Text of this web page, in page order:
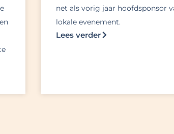
net als vorig jaar hoofdsponsor
lokale evenement.
Lees verder